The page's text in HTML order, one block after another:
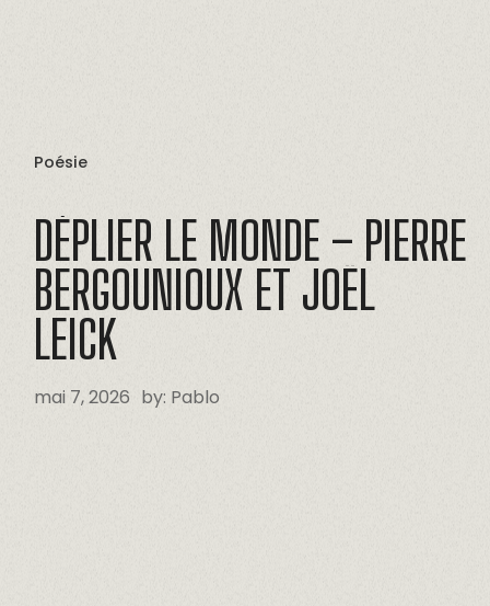
Poésie
DÉPLIER LE MONDE – PIERRE
BERGOUNIOUX ET JOËL
LEICK
mai 7, 2026 by: Pablo